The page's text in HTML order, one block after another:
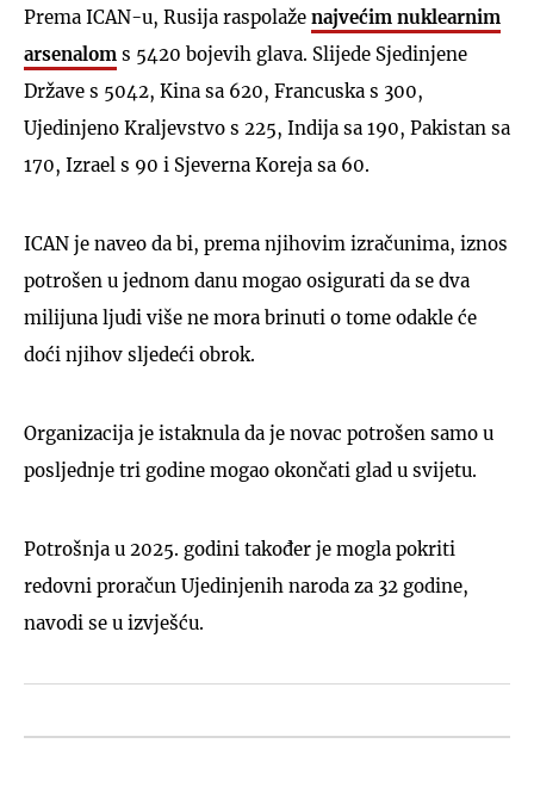
Prema ICAN-u, Rusija raspolaže najvećim nuklearnim
arsenalom s 5420 bojevih glava. Slijede Sjedinjene
Države s 5042, Kina sa 620, Francuska s 300,
Ujedinjeno Kraljevstvo s 225, Indija sa 190, Pakistan sa
170, Izrael s 90 i Sjeverna Koreja sa 60.
ICAN je naveo da bi, prema njihovim izračunima, iznos
potrošen u jednom danu mogao osigurati da se dva
milijuna ljudi više ne mora brinuti o tome odakle će
doći njihov sljedeći obrok.
Organizacija je istaknula da je novac potrošen samo u
posljednje tri godine mogao okončati glad u svijetu.
Potrošnja u 2025. godini također je mogla pokriti
redovni proračun Ujedinjenih naroda za 32 godine,
navodi se u izvješću.